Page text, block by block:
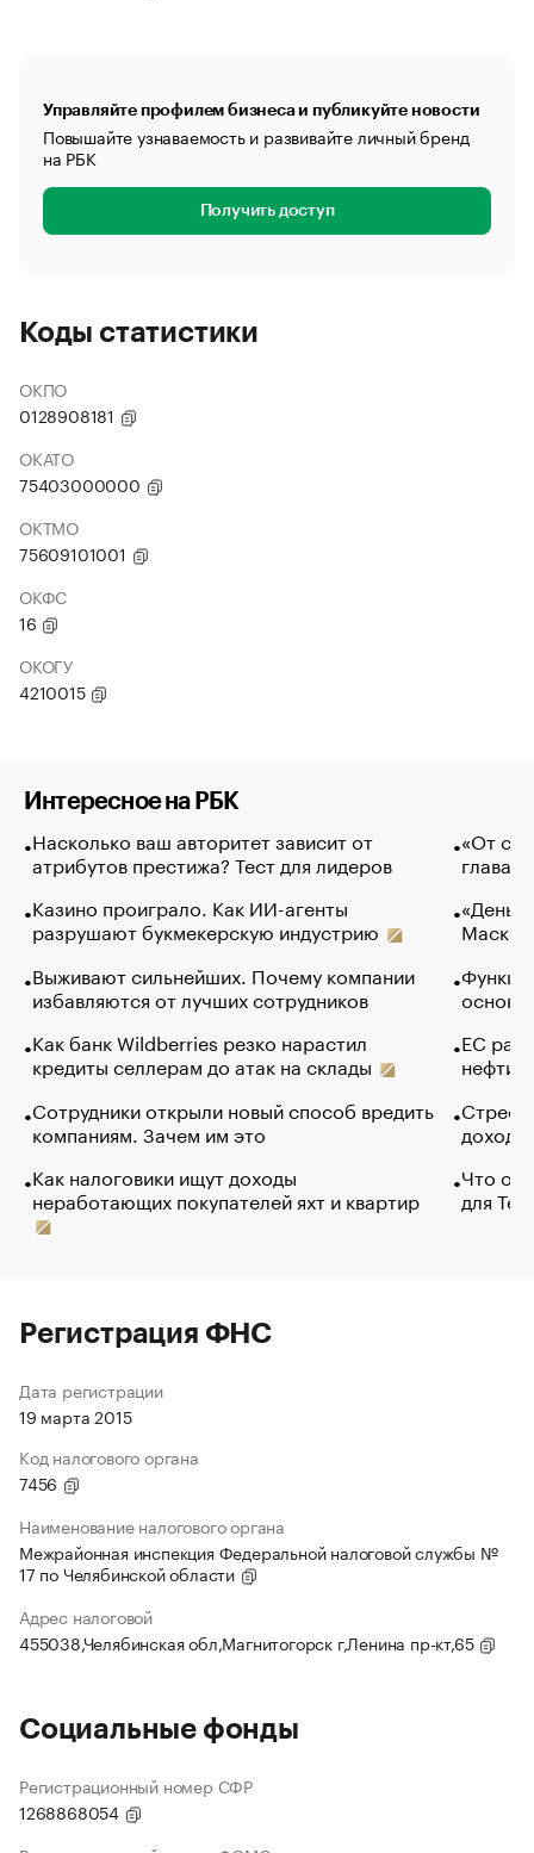
Управляйте профилем бизнеса и публикуйте новости
Повышайте узнаваемость и развивайте личный бренд
на РБК
Получить доступ
Коды статистики
ОКПО
0128908181
ОКАТО
75403000000
ОКТМО
75609101001
ОКФС
16
ОКОГУ
4210015
Интересное на РБК
Насколько ваш авторитет зависит от
атрибутов престижа? Тест для лидеров
Казино проиграло. Как ИИ-агенты
разрушают букмекерскую индустрию
Выживают сильнейших. Почему компании
избавляются от лучших сотрудников
Как банк Wildberries резко нарастил
кредиты селлерам до атак на склады
Сотрудники открыли новый способ вредить
компаниям. Зачем им это
Как налоговики ищут доходы
неработающих покупателей яхт и квартир
«От
глава
Маск в
основ
ЕС
нефти
Что
для
Регистрация ФНС
Дата регистрации
19 марта 2015
Код налогового органа
7456
Наименование налогового органа
Межрайонная инспекция Федеральной налоговой службы №
17 по Челябинской области
Адрес налоговой
455038,Челябинская обл,Магнитогорск г,Ленина пр-кт,65
Социальные фонды
Регистрационный номер СФР
1268868054